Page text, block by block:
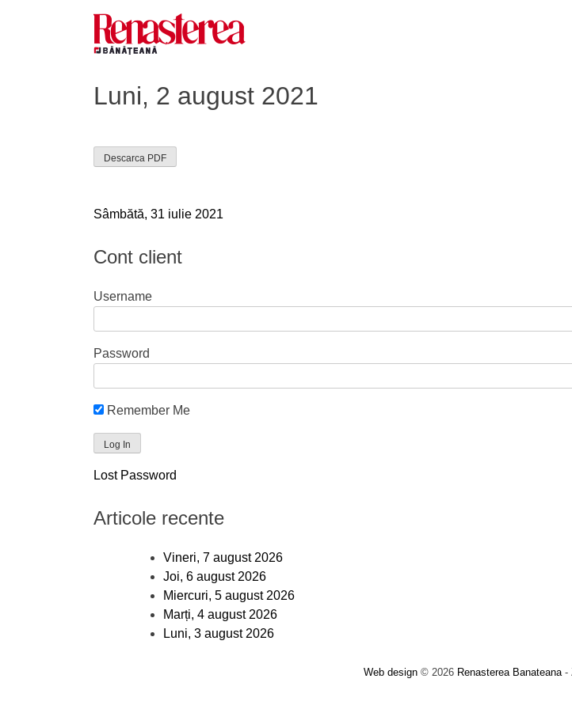
Luni, 2 august 2021
Descarca PDF
Navigare
în
Sâmbătă, 31 iulie 2021
Cont client
Username
Password
Remember Me
Lost Password
Articole recente
Vineri, 7 august 2026
Joi, 6 august 2026
Miercuri, 5 august 2026
Marți, 4 august 2026
Luni, 3 august 2026
Web design© 2026 Renasterea Banateana-